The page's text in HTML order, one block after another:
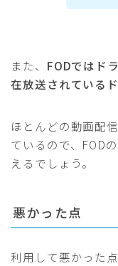
また、 FODではド
在放送されている
ほとんどの動画配
ているので、FOD
えるでしょう。
悪かった点
利用して悪かった点